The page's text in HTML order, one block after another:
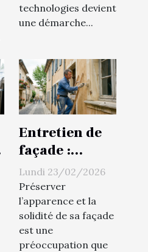
technologies devient
une démarche...
Entretien de
façade :
prévenir les
dégradations
dues au temps
Lundi 23/02/2026
Préserver
l’apparence et la
solidité de sa façade
est une
préoccupation que